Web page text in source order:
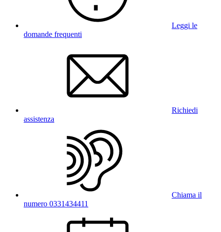
Leggi le
domande frequenti
Richiedi
assistenza
Chiama il
numero 0331434411